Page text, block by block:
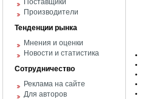
Поставщики
Производители
Тенденции рынка
Мнения и оценки
Новости и статистика
Сотрудничество
Реклама на сайте
Для авторов
•
•
•
•
•